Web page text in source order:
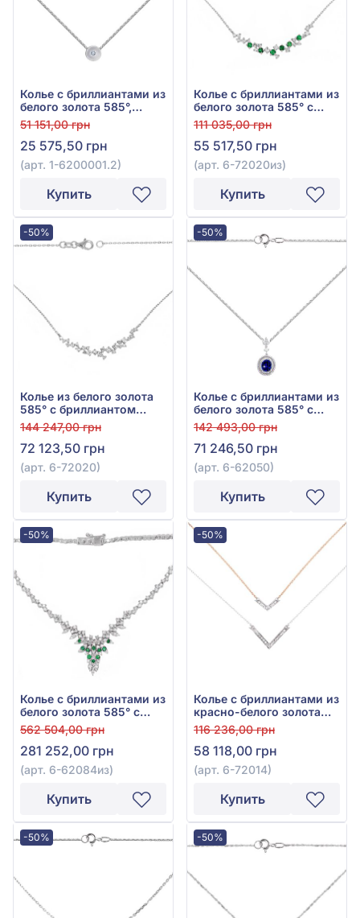
Колье с бриллиантами из
белого золота 585°,
бриллиант 0,03ct, арт. 1-
6200001.2
51 151,00 грн
25 575,50 грн
(арт. 1-6200001.2)
Купить
Колье с бриллиантами из
белого золота 585° с
зелёным изумрудом
0,29ct и бриллиантом
0,28ct, арт. 6-72020из
111 035,00 грн
55 517,50 грн
(арт. 6-72020из)
Купить
-50%
Колье из белого золота
585° с бриллиантом
0,62ct, арт. 6-72020
144 247,00 грн
72 123,50 грн
(арт. 6-72020)
Купить
-50%
Колье с бриллиантами из
белого золота 585° с
синим сапфиром 1,64ct и
бриллиантом 0,27ct, арт.
6-62050
142 493,00 грн
71 246,50 грн
(арт. 6-62050)
Купить
-50%
Колье с бриллиантами из
белого золота 585° с
зелёным изумрудом
0,51ct и бриллиантами
1,63ct, арт. 6-62084из
562 504,00 грн
281 252,00 грн
(арт. 6-62084из)
Купить
-50%
Колье с бриллиантами из
красно-белого золота
585° с бриллиантом
0,16ct, арт. 6-72014
116 236,00 грн
58 118,00 грн
(арт. 6-72014)
Купить
-50% -50%